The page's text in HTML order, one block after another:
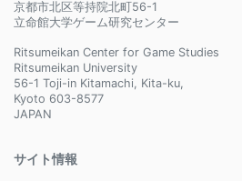
京都市北区等持院北町56-1
立命館大学ゲーム研究センター
Ritsumeikan Center for Game Studies
Ritsumeikan University
56-1 Toji-in Kitamachi, Kita-ku,
Kyoto 603-8577
JAPAN
サイト情報